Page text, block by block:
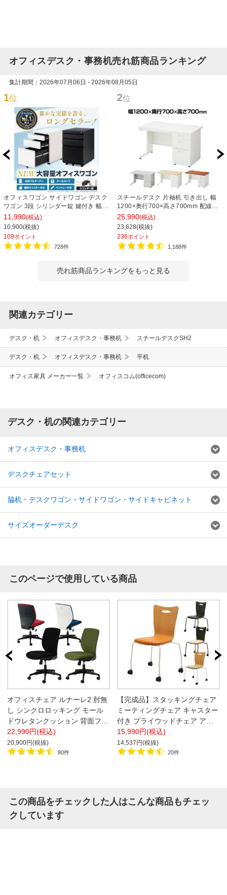
オフィスデスク・事務机売れ筋商品ランキング
集計期間：2026年07月06日 - 2026年08月05日
1位
オフィスワゴン サイドワゴン デスク
ワゴン 3段 シリンダー錠 鍵付き 幅
390×奥行510×高さ600mm【ホワイ
ト・ブラック】
11,990(税込)
10,900(税抜)
109ポイント
728件
2位
スチールデスク 片袖机 引き出し 幅
1200×奥行700×高さ700mm 配線穴
事務机 ビジネスデスク
25,990(税込)
23,628(税抜)
236ポイント
1,188件
売れ筋商品ランキングをもっと見る
関連カテゴリー
デスク・机 オフィスデスク・事務机 スチールデスクSH2
デスク・机 オフィスデスク・事務机 平机
オフィス家具 メーカー一覧 オフィスコム(officecom)
デスク・机の関連カテゴリー
オフィスデスク・事務机
デスクチェアセット
脇机・デスクワゴン・サイドワゴン・サイドキャビネット
サイズオーダーデスク
このページで使用している商品
オフィスチェア ルナーレ2 肘無
し シンクロロッキング モール
ドウレタンクッション 背面フッ
ク付き
22,990円(税込)
20,900円(税抜)
80件
【完成品】スタッキングチェア
ミーティングチェア キャスター
付き プライウッドチェア アメ
ーボ 幅525×奥行514×高さ
835mm
15,990円(税込)
14,537円(税抜)
20件
この商品をチェックした人はこんな商品もチェッ
クしています